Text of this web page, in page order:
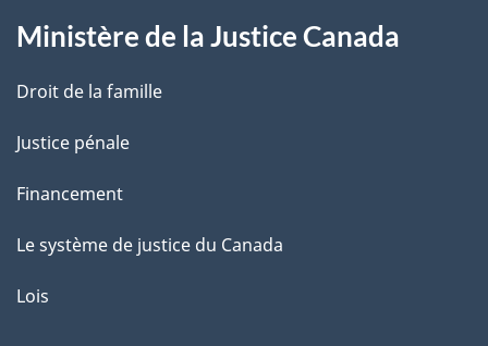
e
Ministère de la Justice Canada
Droit de la famille
Justice pénale
Financement
Le système de justice du Canada
Lois